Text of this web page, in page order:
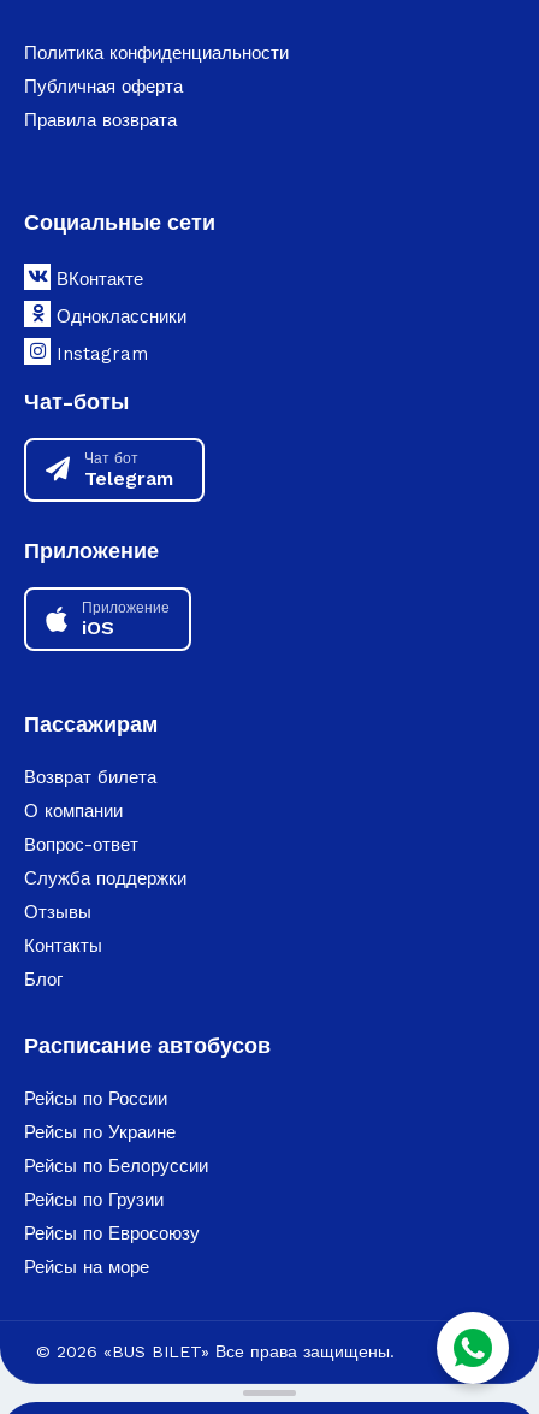
Политика конфиденциальности
Публичная оферта
Правила возврата
Социальные сети
ВКонтакте
Одноклассники
Instagram
Чат-боты
Чат бот
Telegram
Приложение
Приложение
iOS
Пассажирам
Возврат билета
О компании
Вопрос-ответ
Служба поддержки
Отзывы
Контакты
Блог
Расписание автобусов
Рейсы по России
Рейсы по Украине
Рейсы по Белоруссии
Рейсы по Грузии
Рейсы по Евросоюзу
Рейсы на море
© 2026 «BUS BILET» Все права защищены.